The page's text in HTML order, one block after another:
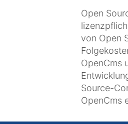
Open
von Open
OpenCms
Source-
OpenCms